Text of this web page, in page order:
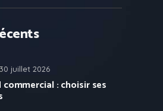
30 juillet 2026
commercial : choisir ses